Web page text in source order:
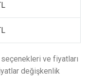
ve fiyatları
değişkenlik